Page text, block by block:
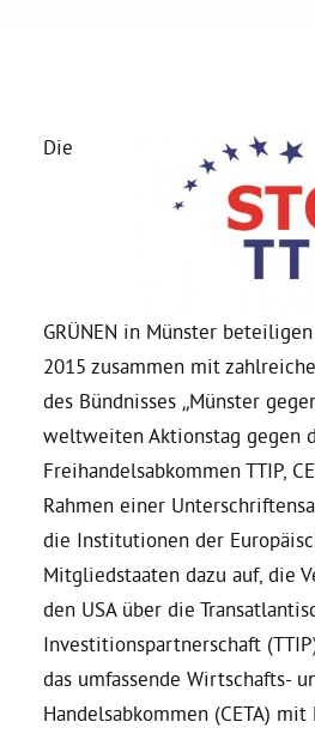
Daniel Freund, MdEP
Grüne im
Ratsmitglieder 2025 – 2030
Ratsanträge
Fraktionsgeschäftsstelle
Bezirksvertretungen
Die
GRÜNEN in Münster
2015 zusammen mit
des Bündnisses „Münster
weltweiten Aktionstag gegen
Freihandelsabkommen TTIP,
Rahmen einer
die Institutionen der
Mitgliedstaaten dazu auf, die
den USA über die
Investitionspartnerschaft
das umfassende Wirtschafts-
Handelsabkommen (CETA) mit